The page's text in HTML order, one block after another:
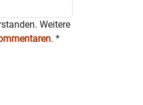
Weitere
. *